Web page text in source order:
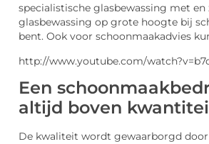
specialistische glasbewassing met
glasbewassing op grote hoogte bij
bent. Ook voor schoonmaakadvies
http://www.youtube.com/
Een
altijd boven
De kwaliteit wordt gewaarborgd